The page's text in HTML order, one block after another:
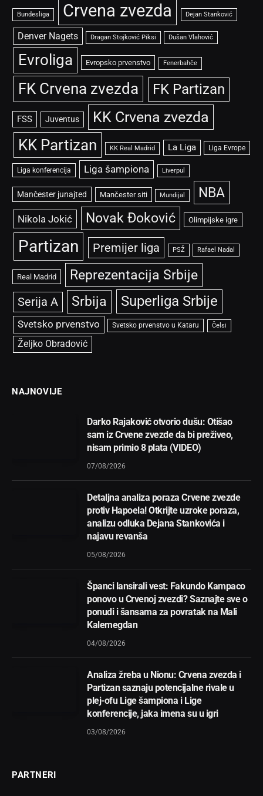
Bundesliga Crvena zvezda Dejan Stanković
Denver Nagets Dragan Stojković Piksi Dušan Vlahović
Evroliga Evropsko prvenstvo Fenerbahče
FK Crvena zvezda FK Partizan
FSS Juventus KK Crvena zvezda
KK Partizan KK Real Madrid La Liga Liga Evrope
Liga konferencija Liga šampiona Liverpul
Mančester junajted Mančester siti Mundijal NBA
Nikola Jokić Novak Đoković Olimpijske igre
Partizan Premijer liga PSŽ Rafael Nadal
Real Madrid Reprezentacija Srbije
Serija A Srbija Superliga Srbije
Svetsko prvenstvo Svetsko prvenstvo u Kataru Čelsi
Željko Obradović
NAJNOVIJE
Darko Rajaković otvorio dušu: Otišao
sam iz Crvene zvezde da bi preživeo,
nisam primio 8 plata (VIDEO)
07/08/2026
Detaljna analiza poraza Crvene zvezde
protiv Hapoela! Otkrijte uzroke poraza,
analizu odluka Dejana Stankovića i
najavu revanša
05/08/2026
Španci lansirali vest: Fakundo Kampaco
ponovo u Crvenoj zvezdi? Saznajte sve o
ponudi i šansama za povratak na Mali
Kalemegdan
04/08/2026
Analiza žreba u Nionu: Crvena zvezda i
Partizan saznaju potencijalne rivale u
plej-ofu Lige šampiona i Lige
konferencije, jaka imena su u igri
03/08/2026
PARTNERI